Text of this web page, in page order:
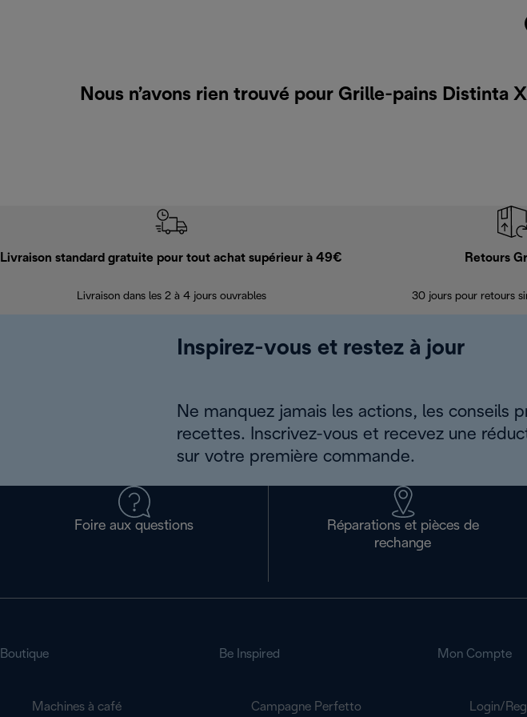
Nous n’avons rien trouvé pour Grille-pains Distinta
Livraison standard gratuite pour tout achat supérieur à 49€
Livraison dans les 2 à 4 jours ouvrables
Retours
30 jours pour retours
Inspirez-vous et restez à jour
Ne manquez jamais les actions, les conseils
recettes. Inscrivez-vous et recevez une
sur votre première commande.
Foire aux questions
Réparations et pièces de
rechange
Boutique
Machines à café
Be Inspired
Campagne Perfetto
Mon Compte
Login/